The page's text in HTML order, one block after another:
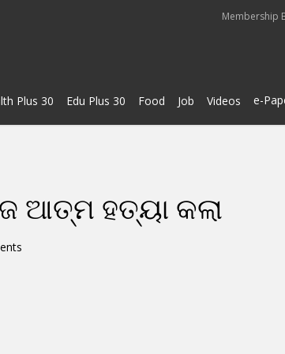
Membership
Plus 30 Edu Plus 30 Food Job Videos e-
ଆତ୍ମ ହତ୍ୟା କଲା